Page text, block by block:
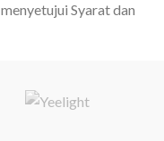
Syarat dan